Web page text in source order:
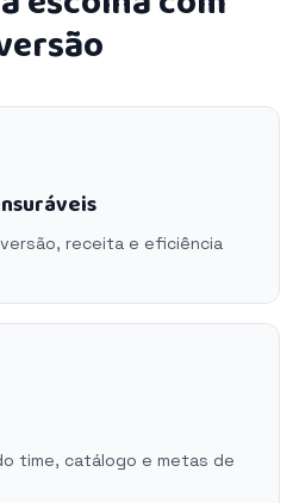
receita e eficiência
time, catálogo e metas de